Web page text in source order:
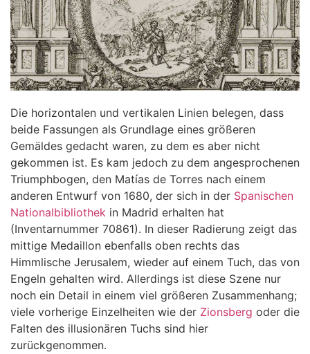
Die horizontalen und vertikalen Linien belegen, dass
beide Fassungen als Grundlage eines größeren
Gemäldes gedacht waren, zu dem es aber nicht
gekommen ist. Es kam jedoch zu dem angesprochenen
Triumphbogen, den Matías de Torres nach einem
anderen Entwurf von 1680, der sich in der Spanischen
Nationalbibliothek in Madrid erhalten hat
(Inventarnummer 70861). In dieser Radierung zeigt das
mittige Medaillon ebenfalls oben rechts das
Himmlische Jerusalem, wieder auf einem Tuch, das von
Engeln gehalten wird. Allerdings ist diese Szene nur
noch ein Detail in einem viel größeren Zusammenhang;
viele vorherige Einzelheiten wie der Zionsberg oder die
Falten des illusionären Tuchs sind hier
zurückgenommen.